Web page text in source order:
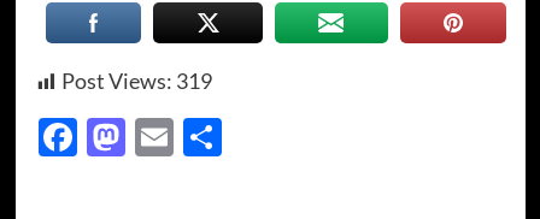
Post Views: 319
Facebook
Mastodon
EmailShare